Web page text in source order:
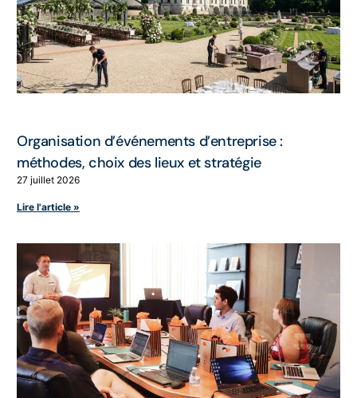
Organisation d’événements d’entreprise :
méthodes, choix des lieux et stratégie
27 juillet 2026
Lire l'article »